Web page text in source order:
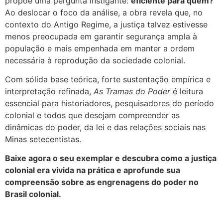
Ao deslocar o foco da análise, a obra revela que, no
contexto do Antigo Regime, a justiça talvez estivesse
menos preocupada em garantir segurança ampla à
população e mais empenhada em manter a ordem
necessária à reprodução da sociedade colonial.
Com sólida base teórica, forte sustentação empírica e
interpretação refinada, As Tramas do Poderé leitura
essencial para historiadores, pesquisadores do período
colonial e todos que desejam compreender as
dinâmicas do poder, da lei e das relações sociais nas
Minas setecentistas.
Baixe agora o seu exemplar e descubra como a justiça
colonial era vivida na prática e aprofunde sua
compreensão sobre as engrenagens do poder no
Brasil colonial.